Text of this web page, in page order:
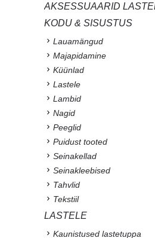
AKSESSUAARID
KODU & SISUSTUS
Lauamängud
Majapidamine
Küünlad
Lastele
Lambid
Nagid
Peeglid
Puidust tooted
Seinakellad
Seinakleebised
Tahvlid
Tekstiil
LASTELE
Kaunistused lastetuppa